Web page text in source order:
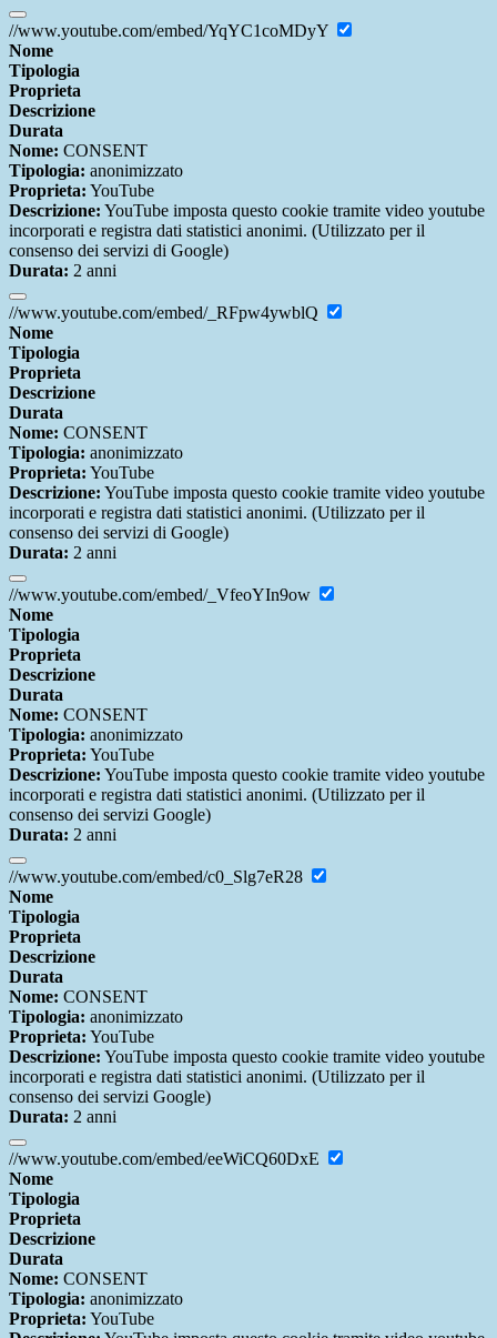
//www.youtube.com/embed/YqYC1coMDyY
Nome
Tipologia
Proprieta
Descrizione
Durata
Nome: CONSENT
Tipologia: anonimizzato
Proprieta: YouTube
Descrizione: YouTube imposta questo cookie tramite video youtube
incorporati e registra dati statistici anonimi. (Utilizzato per il
consenso dei servizi di Google)
Durata: 2 anni
//www.youtube.com/embed/_RFpw4ywblQ
Nome
Tipologia
Proprieta
Descrizione
Durata
Nome: CONSENT
Tipologia: anonimizzato
Proprieta: YouTube
Descrizione: YouTube imposta questo cookie tramite video youtube
incorporati e registra dati statistici anonimi. (Utilizzato per il
consenso dei servizi di Google)
Durata: 2 anni
//www.youtube.com/embed/_VfeoYIn9ow
Nome
Tipologia
Proprieta
Descrizione
Durata
Nome: CONSENT
Tipologia: anonimizzato
Proprieta: YouTube
Descrizione: YouTube imposta questo cookie tramite video youtube
incorporati e registra dati statistici anonimi. (Utilizzato per il
consenso dei servizi Google)
Durata: 2 anni
//www.youtube.com/embed/c0_Slg7eR28
Nome
Tipologia
Proprieta
Descrizione
Durata
Nome: CONSENT
Tipologia: anonimizzato
Proprieta: YouTube
Descrizione: YouTube imposta questo cookie tramite video youtube
incorporati e registra dati statistici anonimi. (Utilizzato per il
consenso dei servizi Google)
Durata: 2 anni
//www.youtube.com/embed/eeWiCQ60DxE
Nome
Tipologia
Proprieta
Descrizione
Durata
Nome: CONSENT
Tipologia: anonimizzato
Proprieta: YouTube